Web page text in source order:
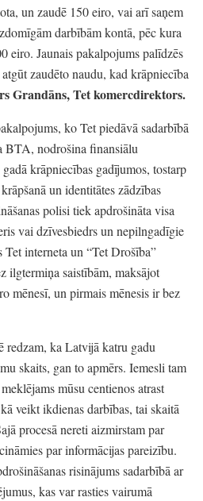
un zaudē 150 eiro, vai arī saņem
darbībām kontā, pēc kura
eiro. Jaunais pakalpojums palīdzēs
zaudēto naudu, kad krāpniecība
Grandāns,Tet komercdirektors.
ko Tet piedāvā sadarbībā
BTA, nodrošina finansiālu
krāpniecības gadījumos, tostarp
un identitātes zādzības
polisi tiek apdrošināta visa
vai dzīvesbiedrs un nepilngadīgie
Tet interneta un “Tet Drošība”
ilgtermiņa saistībām, maksājot
mēnesī, un pirmais mēnesis ir bez
redzam, ka Latvijā katru gadu
skaits, gan to apmērs. Iemesli tam
mūsu centienos atrast
veikt ikdienas darbības, tai skaitā
procesā nereti aizmirstam par
par informācijas pareizību.
risinājums sadarbībā ar
kas var rasties vairumā